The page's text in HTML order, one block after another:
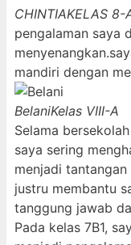
CHINTIAKELAS 8-
pengalaman saya
mandiri dengan
BelaniKelas VIII-A
Selama
saya sering
menjadi
justru membantu
tanggung jawab
Pada kelas 7B1,